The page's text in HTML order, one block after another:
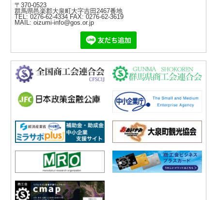
2026-06-22
新着情報更新
小規模事業者持続化補助金＜一般型＞第２０回公募のご案内
2026-06-15
しるべ更新
2026-06-09
新着情報更新
【令和９年４月採用】商工会「経営支援員」採用試験実施のお知
らせ
2026-06-08
新着情報更新
2026年 大泉スタンプわくわくビッグチャンスのご案内
2026-06-01
大泉スタンプ加盟店更新
富士ドライ
2026-02-02
〒370-0523
群馬県邑楽郡大泉町大字吉田2467番地
TEL: 0276-62-4334FAX: 0276-62-3619
MAIL: oizumi-info@gos.or.jp